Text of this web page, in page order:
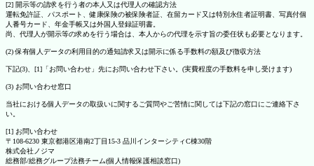
[2] 開示等の請求を行う者の本人又は代理人の確認方法
運転免許証、パスポート、健康保険の被保険者証、在留カード又は特別永住者証明書、写真付個
人番号カード、年金手帳又は外国人登録証明書。
尚、代理人が開示等の求めを行う場合は、本人からの代理を示す旨の委任状も必要となります。
(2) 保有個人データの利用目的の通知請求又は開示に係る手数料の額及び徴収方法
下記(3)、[1]「お問い合わせ」先にお問い合わせ下さい。(実費程度の手数料を申し受けます)
(3) お問い合わせ窓口
当社における個人データの取扱いに関するご質問やご苦情に関しては下記の窓口にご連絡下さ
い。
[1] お問い合わせ
〒108-6230 東京都港区港南2丁目15-3 品川インターシティC棟30階
株式会社ノジマ
総務部/総務グループ法務チーム(個人情報保護相談窓口)